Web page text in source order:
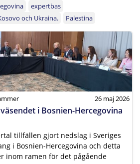
expertbas
och Ukraina. Palestina
26 maj 2026
i Bosnien-Hercegovina
tillfällen gjort nedslag i Sveriges
i Bosnien-Hercegovina och detta
inom ramen för det pågående